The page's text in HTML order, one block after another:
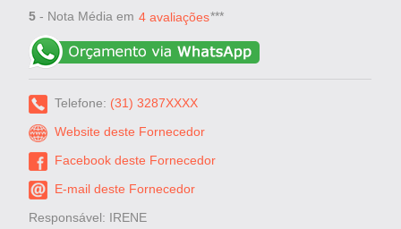
5 - Nota Média em 4 avaliações***
Telefone: (31) 3287XXXX
Website deste Fornecedor
Facebook deste Fornecedor
E-mail deste Fornecedor
Responsável: IRENE